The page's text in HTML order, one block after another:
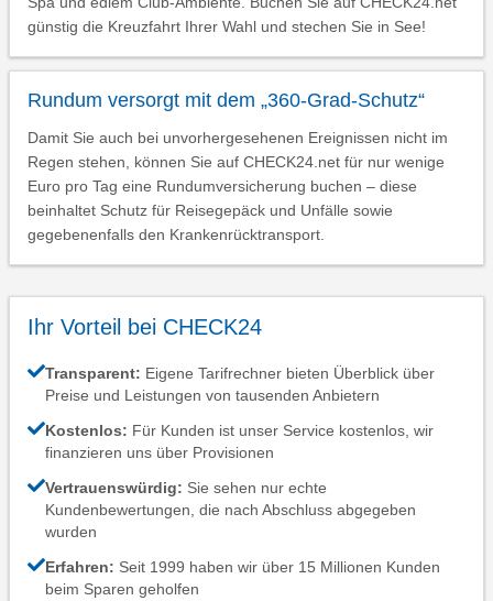
günstig die Kreuzfahrt Ihrer Wahl und stechen Sie in See!
Rundum versorgt mit dem „360-Grad-Schutz“
Damit Sie auch bei unvorhergesehenen Ereignissen nicht im
Regen stehen, können Sie auf CHECK24.net für nur wenige
Euro pro Tag eine Rundumversicherung buchen – diese
beinhaltet Schutz für Reisegepäck und Unfälle sowie
gegebenenfalls den Krankenrücktransport.
Ihr Vorteil bei CHECK24
Transparent: Eigene Tarifrechner bieten Überblick über
Preise und Leistungen von tausenden Anbietern
Kostenlos: Für Kunden ist unser Service kostenlos, wir
finanzieren uns über Provisionen
Vertrauenswürdig: Sie sehen nur echte
Kundenbewertungen, die nach Abschluss abgegeben
wurden
Erfahren: Seit 1999 haben wir über 15 Millionen Kunden
beim Sparen geholfen